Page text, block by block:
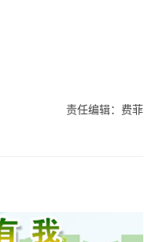
责任编辑：费菲